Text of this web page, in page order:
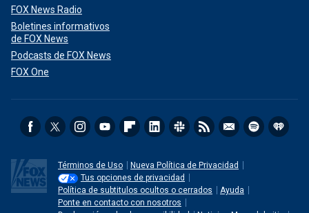
FOX News Radio
Boletines informativos
de FOX News
Podcasts de FOX News
FOX One
Términos de Uso
Nueva Política de Privacidad
Tus opciones de privacidad
Política de subtitulos ocultos o cerrados
Ayuda
Ponte en contacto con nosotros